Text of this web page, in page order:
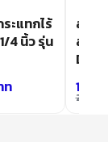
ะแทกไร้
4 นิ้ว รุ่น
ท
สว่า
สาย